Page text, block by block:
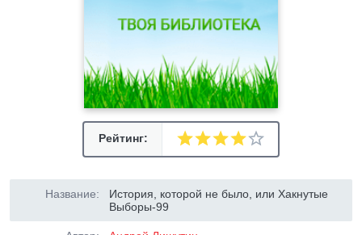
Рейтинг:
Название:
Истоpия, котоpой не было, или Хакнутые
Выбоpы-99